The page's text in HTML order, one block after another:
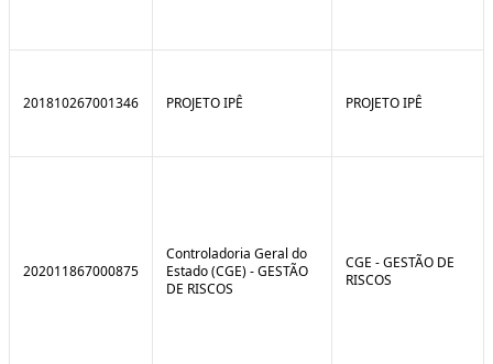
201810267001346 PROJETO IPÊ PROJETO IPÊ
202011867000875
Controladoria Geral do
Estado (CGE) - GESTÃO
DE RISCOS
CGE - GESTÃO DE
RISCOS